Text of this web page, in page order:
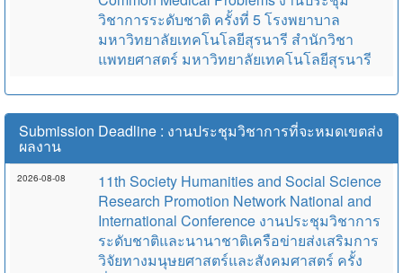
วิชาการระดับชาติ ครั้งที่ 5 โรงพยาบาล
มหาวิทยาลัยเทคโนโลยีสุรนารี สำนักวิชา
แพทยศาสตร์ มหาวิทยาลัยเทคโนโลยีสุรนารี
Submission Deadline : งานประชุมวิชาการที่จะหมดเขตส่ง
ผลงาน
2026-08-08
11th Society Humanities and Social Science
Research Promotion Network National and
International Conference งานประชุมวิชาการ
ระดับชาติและนานาชาติเครือข่ายส่งเสริมการ
วิจัยทางมนุษยศาสตร์และสังคมศาสตร์ ครั้ง